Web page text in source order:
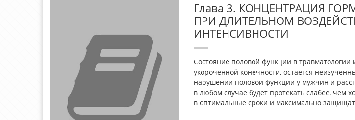
Глава 3. КОНЦЕНТРАЦИЯ
ПРИ ДЛИТЕЛЬНОМ
ИНТЕНСИВНОСТИ
Состояние половой функции в
укороченной конечности, остается
нарушений половой функции у мужчин и
в любом случае будет протекать слабее, чем
в оптимальные сроки и максимально